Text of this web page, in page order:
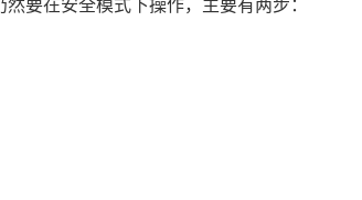
要在安全模式下操作，主要有两步：